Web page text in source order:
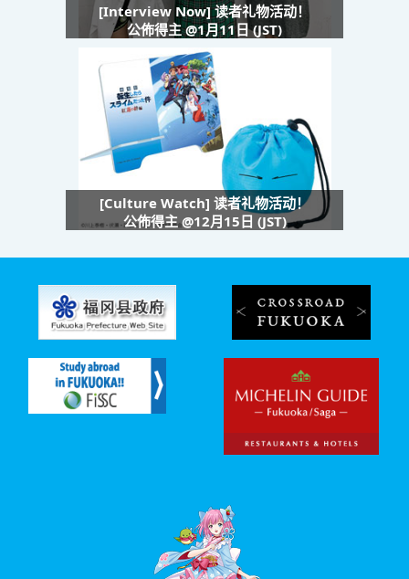
[Interview Now] 读者礼物活动！
公佈得主 @1月11日 (JST)
[Culture Watch] 读者礼物活动！
公佈得主 @12月15日 (JST)